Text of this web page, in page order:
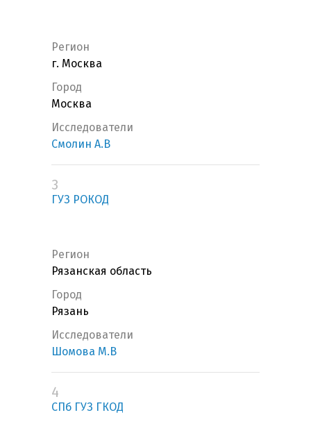
Регион
г. Москва
Город
Москва
Исследователи
Смолин А.В
3
ГУЗ РОКОД
Регион
Рязанская область
Город
Рязань
Исследователи
Шомова М.В
4
СПб ГУЗ ГКОД